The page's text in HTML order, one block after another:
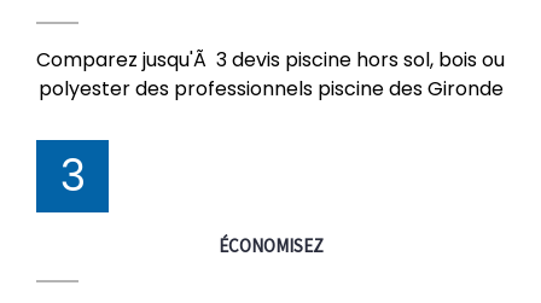
Comparez jusqu'Ã 3 devis piscine hors sol, bois ou
polyester des professionnels piscine des Gironde
3
ÉCONOMISEZ